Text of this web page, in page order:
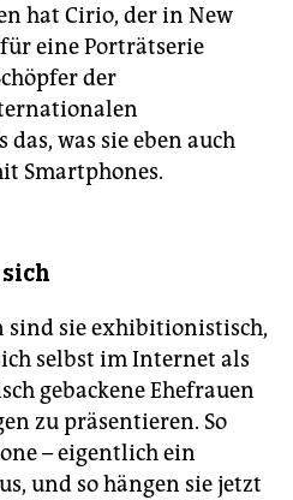
hat Cirio, der in New
eine Porträtserie
der
was sie eben auch
Smartphones.
sind sie exhibitionistisch,
selbst im Internet als
gebackene Ehefrauen
zu präsentieren. So
– eigentlich ein
und so hängen sie jetzt